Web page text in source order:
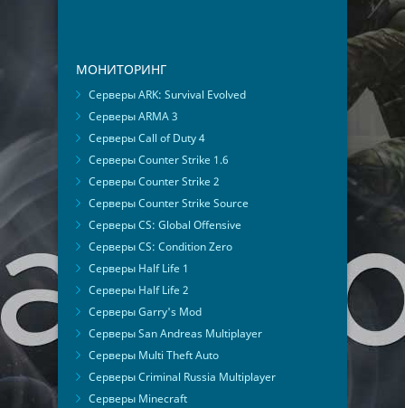
МОНИТОРИНГ
Серверы ARK: Survival Evolved
Серверы ARMA 3
Серверы Call of Duty 4
Серверы Counter Strike 1.6
Серверы Counter Strike 2
Серверы Counter Strike Source
Серверы CS: Global Offensive
Серверы CS: Condition Zero
Серверы Half Life 1
Серверы Half Life 2
Серверы Garry's Mod
Серверы San Andreas Multiplayer
Серверы Multi Theft Auto
Серверы Criminal Russia Multiplayer
Серверы Minecraft